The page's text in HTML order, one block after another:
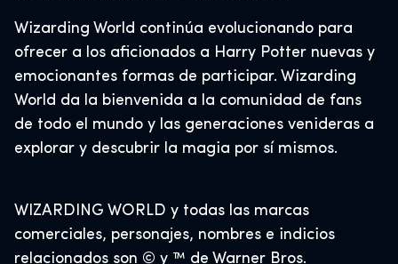
Wizarding World continúa evolucionando para
ofrecer a los aficionados a Harry Potter nuevas y
emocionantes formas de participar. Wizarding
World da la bienvenida a la comunidad de fans
de todo el mundo y las generaciones venideras a
explorar y descubrir la magia por sí mismos.
WIZARDING WORLD y todas las marcas
comerciales, personajes, nombres e indicios
relacionados son © y ™ de Warner Bros.